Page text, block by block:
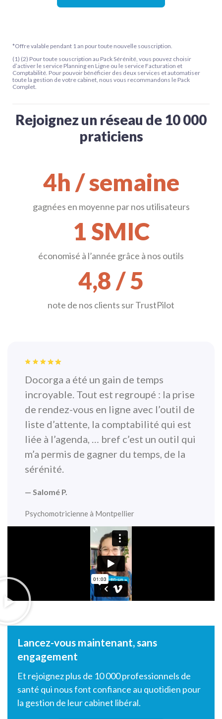
*Offre valable pendant 1 an pour toute nouvelle souscription.
(1) (2) Pour toute souscription au Pack Sérénité, vous pouvez choisir
d’activer le service Planning en Ligne ou le service Facturation et
Comptabilité. Pour pouvoir bénéficier des deux services et automatiser
toute la gestion de votre cabinet, nous vous recommandons le Pack
Complet.
Rejoignez un réseau de 10 000
praticiens
4h / semaine
gagnées en moyenne par nos utilisateurs
1 SMIC
économisé à l’année grâce à nos outils
4,8 / 5
note de nos clients sur TrustPilot
Docorga a été un gain de temps
incroyable. Tout est regroupé : la prise
de rendez-vous en ligne avec l’outil de
liste d’attente, la comptabilité qui est
liée à l’agenda, … bref c’est un outil qui
m’a permis de gagner du temps, de la
sérénité.
— Salomé P.
Psychomotricienne à Montpellier
Lancez-vous maintenant, sans
engagement
Et rejoignez plus de 10 000 professionnels de
santé qui nous font confiance au quotidien pour
la gestion de leur cabinet libéral.